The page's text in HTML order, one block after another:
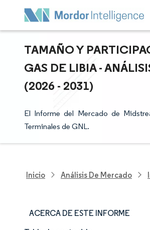
TAMAÑO Y
GAS DE LIBIA -
(2026 - 2031)
El Informe del Mercado de
Terminales de GNL.
Inicio Análisis De Mercado
ACERCA DE ESTE INFORME